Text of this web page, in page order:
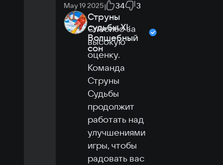
May 19 2025 34 3
Струны
судьбы XI:
Волшебный
сон
Спасибо за
высокую
оценку.
Команда
Струны
Судьбы
продолжит
работать над
улучшениями
игры, чтобы
радовать вас